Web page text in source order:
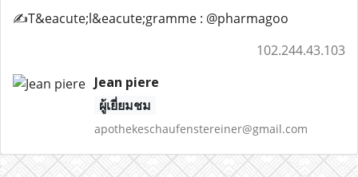
✍️T&eacute;l&eacute;gramme : @pharmagoo
102.244.43.103
Jean piere
ผู้เยี่ยมชม
apothekeschaufenstereiner@gmail.com